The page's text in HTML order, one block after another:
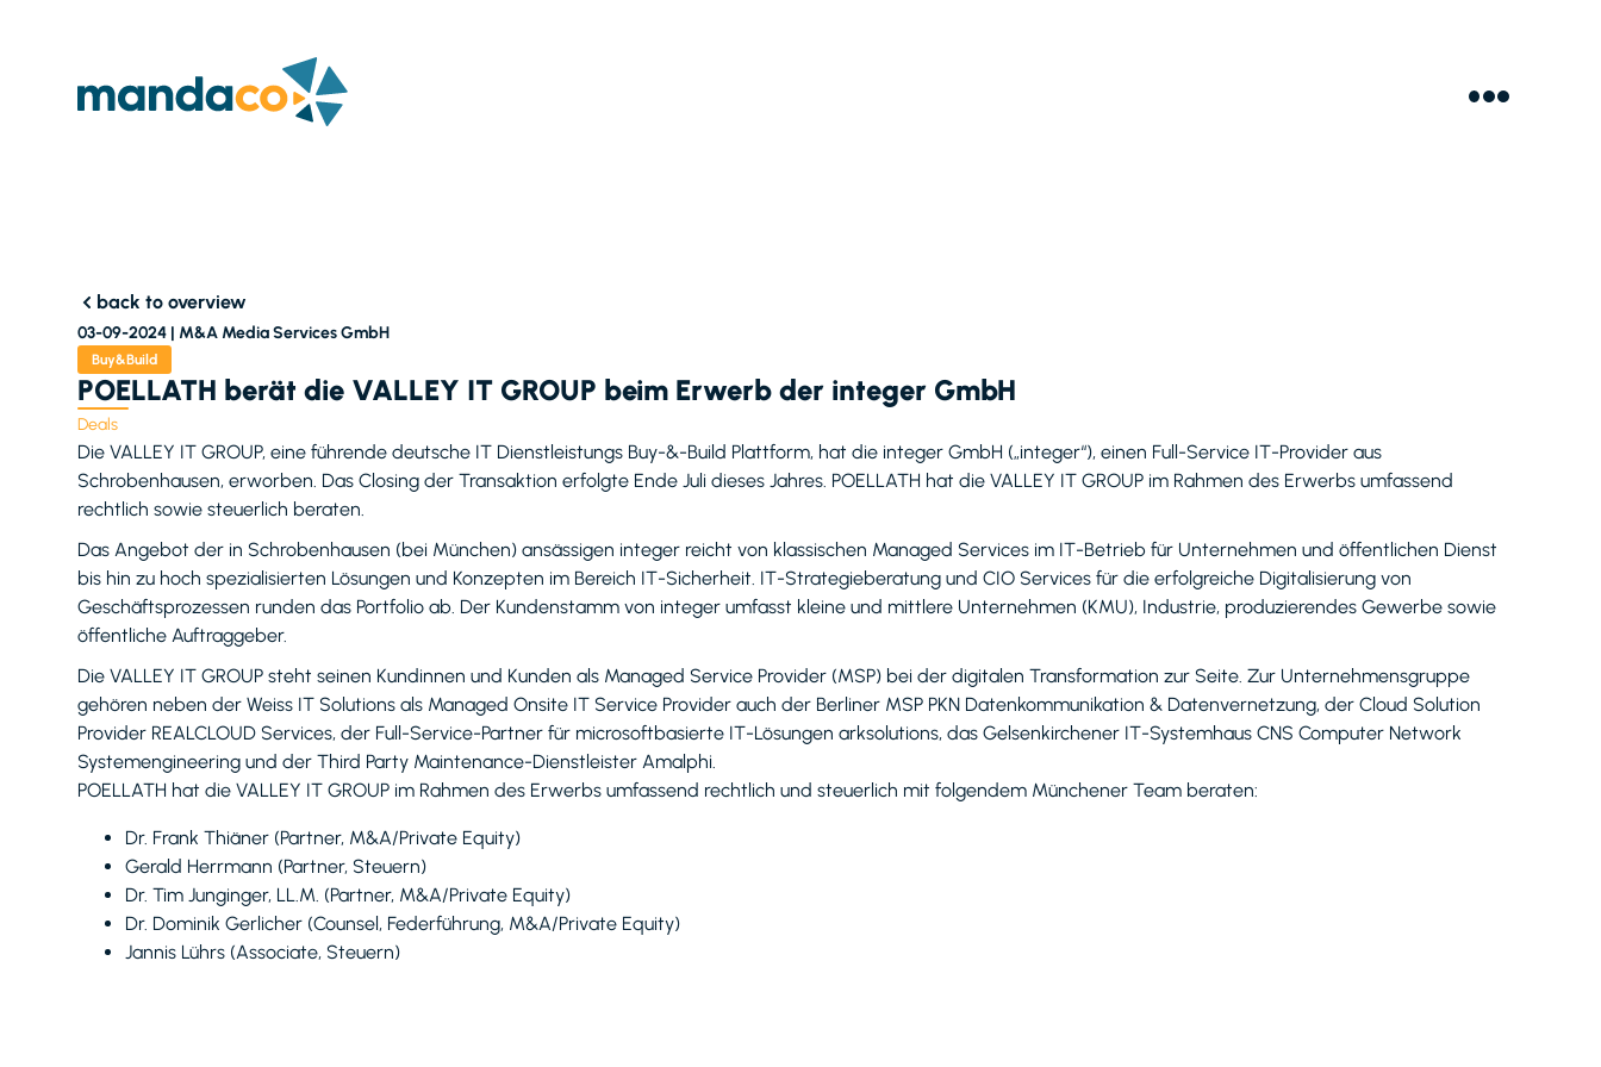
back to overview
03-09-2024 | M&A Media Services GmbH
Buy&Build
POELLATH berät die VALLEY IT GROUP beim Erwerb der integer GmbH
Deals
Die VALLEY IT GROUP, eine führende deutsche IT Dienstleistungs Buy-&-Build Plattform, hat die integer GmbH („integer“), einen Full-Service IT-Provider aus
Schrobenhausen, erworben. Das Closing der Transaktion erfolgte Ende Juli dieses Jahres. POELLATH hat die VALLEY IT GROUP im Rahmen des Erwerbs umfassend
rechtlich sowie steuerlich beraten.
Das Angebot der in Schrobenhausen (bei München) ansässigen integer reicht von klassischen Managed Services im IT-Betrieb für Unternehmen und öffentlichen Dienst
bis hin zu hoch spezialisierten Lösungen und Konzepten im Bereich IT-Sicherheit. IT-Strategieberatung und CIO Services für die erfolgreiche Digitalisierung von
Geschäftsprozessen runden das Portfolio ab. Der Kundenstamm von integer umfasst kleine und mittlere Unternehmen (KMU), Industrie, produzierendes Gewerbe sowie
öffentliche Auftraggeber.
Die VALLEY IT GROUP steht seinen Kundinnen und Kunden als Managed Service Provider (MSP) bei der digitalen Transformation zur Seite. Zur Unternehmensgruppe
gehören neben der Weiss IT Solutions als Managed Onsite IT Service Provider auch der Berliner MSP PKN Datenkommunikation & Datenvernetzung, der Cloud Solution
Provider REALCLOUD Services, der Full-Service-Partner für microsoftbasierte IT-Lösungen arksolutions, das Gelsenkirchener IT-Systemhaus CNS Computer Network
Systemengineering und der Third Party Maintenance-Dienstleister Amalphi.
POELLATH hat die VALLEY IT GROUP im Rahmen des Erwerbs umfassend rechtlich und steuerlich mit folgendem Münchener Team beraten:
Dr. Frank Thiäner (Partner, M&A/Private Equity)
Gerald Herrmann (Partner, Steuern)
Dr. Tim Junginger, LL.M. (Partner, M&A/Private Equity)
Dr. Dominik Gerlicher (Counsel, Federführung, M&A/Private Equity)
Jannis Lührs (Associate, Steuern)